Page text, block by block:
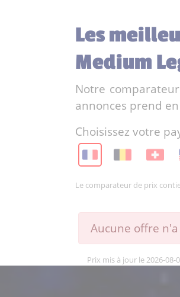
Les
Medium
Notre
annonces prend
Choisissez votre
Le comparateur de prix
Aucune offre
Prix mis à jour le 2026-08-